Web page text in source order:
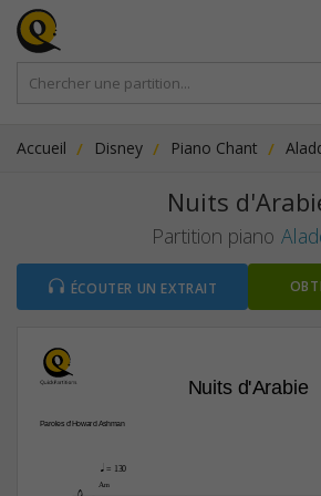
Accueil Disney Piano Chant
Nuits
Partition piano
ÉCOUTER UN EXTRAIT
Nuits d'Arabie
Paroles d'Howard Ashman
A‹
q = 130